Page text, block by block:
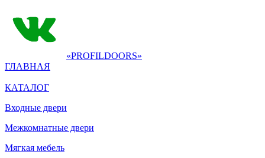
«PROFILDOORS»
ГЛАВНАЯ
КАТАЛОГ
Входные двери
Межкомнатные двери
Мягкая мебель